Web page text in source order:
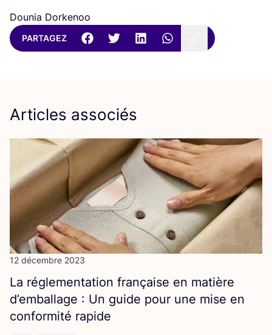
Dounia Dorkenoo
PARTAGEZ
Articles associés
12 décembre 2023
La régle­men­ta­tion fran­çaise en matière
d’em­bal­lage : Un guide pour une mise en
confor­mi­té rapide